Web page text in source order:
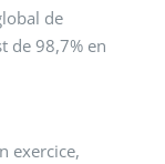
de
de 98,7% en
exercice,